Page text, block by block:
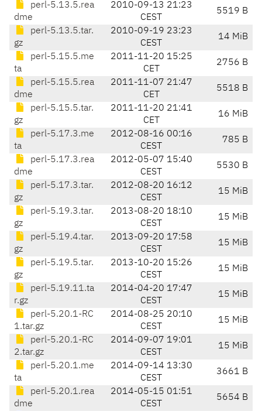
perl-5.13.5.rea
dme
2010-09-13 21:23
CEST
5519 B
perl-5.13.5.tar.
gz
2010-09-19 23:23
CEST
14 MiB
perl-5.15.5.me
ta
2011-11-20 15:25
CET
2756 B
perl-5.15.5.rea
dme
2011-11-07 21:47
CET
5518 B
perl-5.15.5.tar.
gz
2011-11-20 21:41
CET
16 MiB
perl-5.17.3.me
ta
2012-08-16 00:16
CEST
785 B
perl-5.17.3.rea
dme
2012-05-07 15:40
CEST
5530 B
perl-5.17.3.tar.
gz
2012-08-20 16:12
CEST
15 MiB
perl-5.19.3.tar.
gz
2013-08-20 18:10
CEST
15 MiB
perl-5.19.4.tar.
gz
2013-09-20 17:58
CEST
15 MiB
perl-5.19.5.tar.
gz
2013-10-20 15:26
CEST
15 MiB
perl-5.19.11.ta
r.gz
2014-04-20 17:47
CEST
15 MiB
perl-5.20.1-RC
1.tar.gz
2014-08-25 20:10
CEST
15 MiB
perl-5.20.1-RC
2.tar.gz
2014-09-07 19:01
CEST
15 MiB
perl-5.20.1.me
ta
2014-09-14 13:30
CEST
3661 B
perl-5.20.1.rea
dme
2014-05-15 01:51
CEST
5654 B